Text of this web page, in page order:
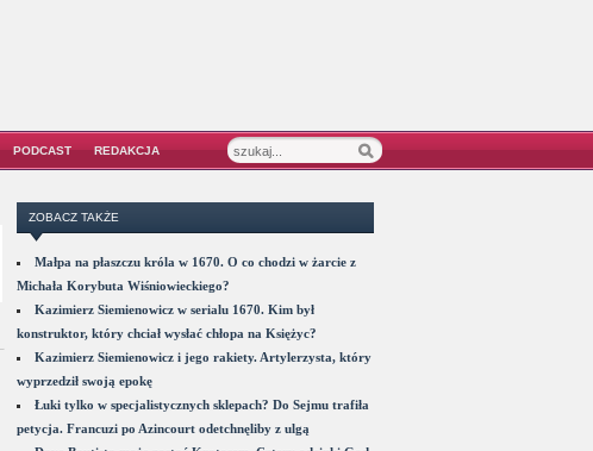
PODCAST REDAKCJA
ZOBACZ TAKŻE
Małpa na płaszczu króla w 1670. O co chodzi w żarcie z
Michała Korybuta Wiśniowieckiego?
Kazimierz Siemienowicz w serialu 1670. Kim był
konstruktor, który chciał wysłać chłopa na Księżyc?
Kazimierz Siemienowicz i jego rakiety. Artylerzysta, który
wyprzedził swoją epokę
Łuki tylko w specjalistycznych sklepach? Do Sejmu trafiła
petycja. Francuzi po Azincourt odetchnęliby z ulgą